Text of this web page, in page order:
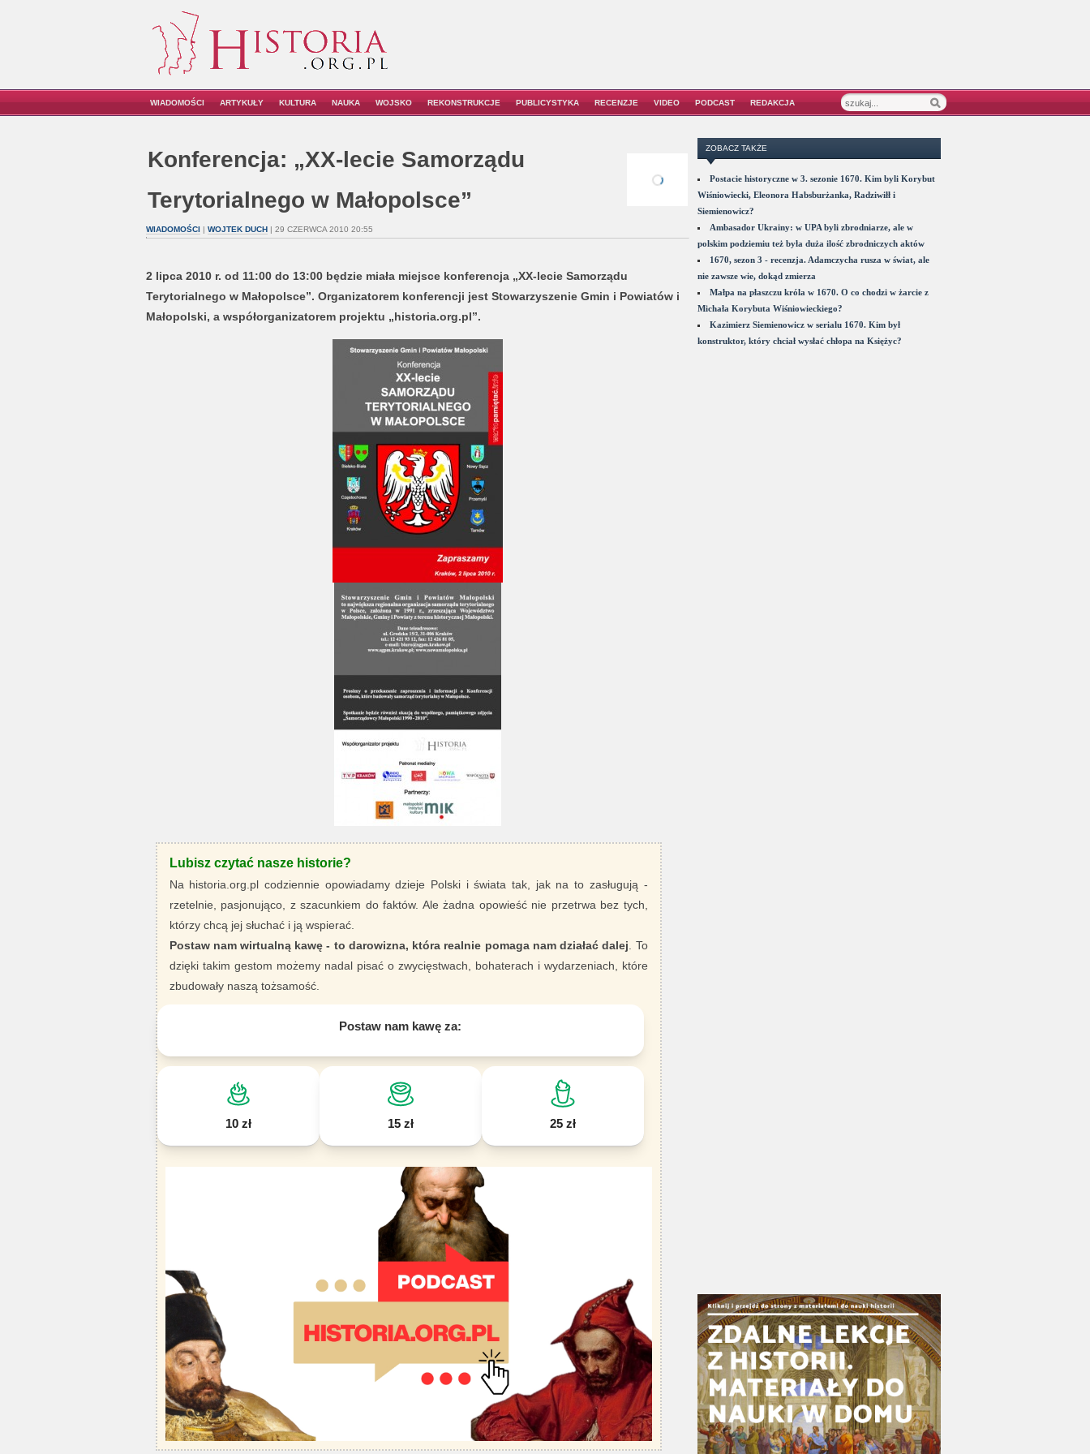
WIADOMOŚCI ARTYKUŁY KULTURA NAUKA WOJSKO REKONSTRUKCJE PUBLICYSTYKA RECENZJE VIDEO PODCAST REDAKCJA
Konferencja: „XX-lecie Samorządu
Terytorialnego w Małopolsce”
WIADOMOŚCI| WOJTEK DUCH| 29 CZERWCA 2010 20:55
2 lipca 2010 r. od 11:00 do 13:00 będzie miała miejsce konferencja „XX-lecie Samorządu
Terytorialnego w Małopolsce”. Organizatorem konferencji jest Stowarzyszenie Gmin i Powiatów i
Małopolski, a współorganizatorem projektu „historia.org.pl”.
Lubisz czytać nasze historie?
Na historia.org.pl codziennie opowiadamy dzieje Polski i świata tak, jak na to zasługują -
rzetelnie, pasjonująco, z szacunkiem do faktów. Ale żadna opowieść nie przetrwa bez tych,
którzy chcą jej słuchać i ją wspierać.
Postaw nam wirtualną kawę - to darowizna, która realnie pomaga nam działać dalej . To
dzięki takim gestom możemy nadal pisać o zwycięstwach, bohaterach i wydarzeniach, które
zbudowały naszą tożsamość.
Postaw nam kawę za:
10 zł 15 zł 25 zł
ZOBACZ TAKŻE
Postacie historyczne w 3. sezonie 1670. Kim byli Korybut
Wiśniowiecki, Eleonora Habsburżanka, Radziwiłł i
Siemienowicz?
Ambasador Ukrainy: w UPA byli zbrodniarze, ale w
polskim podziemiu też była duża ilość zbrodniczych aktów
1670, sezon 3 - recenzja. Adamczycha rusza w świat, ale
nie zawsze wie, dokąd zmierza
Małpa na płaszczu króla w 1670. O co chodzi w żarcie z
Michała Korybuta Wiśniowieckiego?
Kazimierz Siemienowicz w serialu 1670. Kim był
konstruktor, który chciał wysłać chłopa na Księżyc?